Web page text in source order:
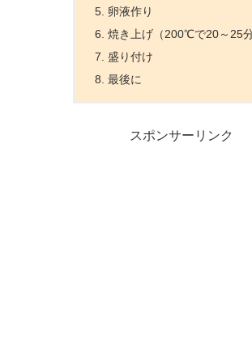
卵液作り
焼き上げ（200℃で20～25分
盛り付け
最後に
スポンサーリンク